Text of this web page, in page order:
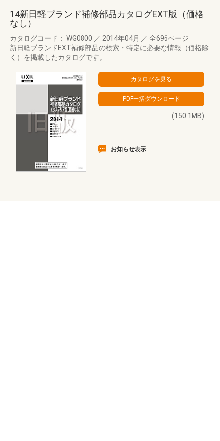
14新日軽ブランド補修部品カタログEXT版（価格
なし）
カタログコード： WG0800 ／ 2014年04月 ／ 全696ページ
新日軽ブランドEXT補修部品の検索・特定に必要な情報（価格除
く）を掲載したカタログです。
(150.1MB)
お知らせ表示